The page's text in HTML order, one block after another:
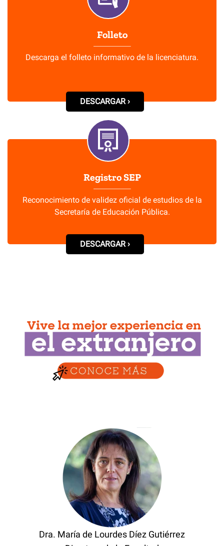
Folleto
Descarga el folleto informativo de la licenciatura.
DESCARGAR ›
Registro SEP
Reconocimiento de validez oficial de estudios de la
Secretaría de Educación Pública.
DESCARGAR ›
Dra. María de Lourdes Díez Gutiérrez